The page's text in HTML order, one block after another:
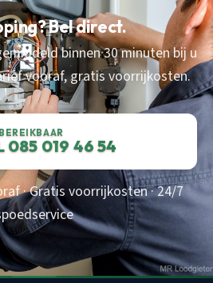
Bel direct.
binnen 30 minuten bij u
vooraf, gratis voorrijkosten.
085 019 46 54
· Gratis voorrijkosten · 24/7